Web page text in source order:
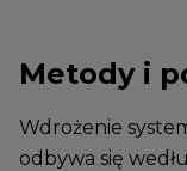
Metody i
Wdrożenie
odbywa się